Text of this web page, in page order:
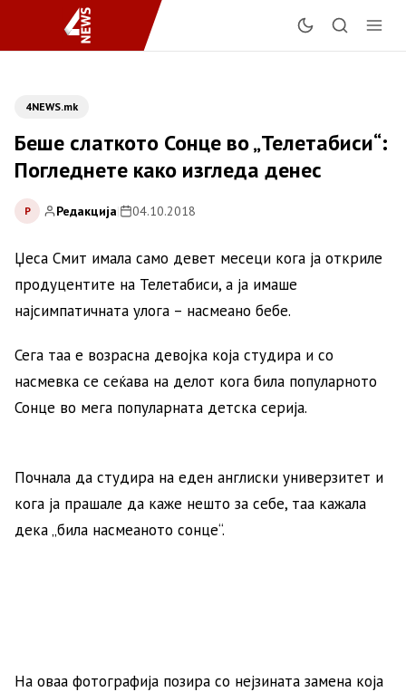
4NEWS.mk
Беше слаткото Сонце во „Телетабиси“:
Погледнете како изгледа денес
Р Редакција| 04.10.2018
Џеса Смит имала само девет месеци кога ја откриле
продуцентите на Телетабиси, а ја имаше
најсимпатичната улога – насмеано бебе.
Сега таа е возрасна девојка која студира и со
насмевка се сеќава на делот кога била популарното
Сонце во мега популарната детска серија.
Почнала да студира на еден англиски универзитет и
кога ја прашале да каже нешто за себе, таа кажала
дека „била насмеаното сонце“.
На оваа фотографија позира со нејзината замена која